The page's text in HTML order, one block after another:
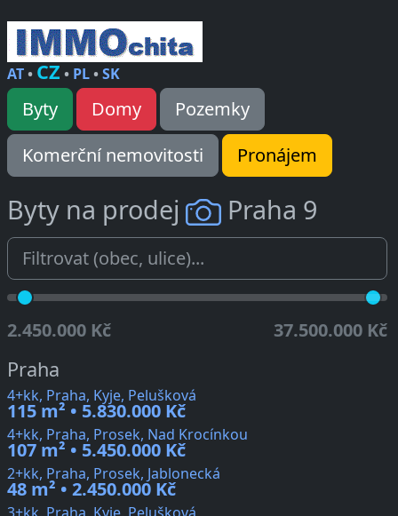
AT• CZ • PL•SK
Byty Domy
Pozemky
Komerční nemovitosti
Pronájem
Byty na prodej Praha 9
2.450.000 Kč 37.500.000 Kč
Praha
4+kk, Praha, Kyje, Pelušková
115 m² • 5.830.000 Kč
4+kk, Praha, Prosek, Nad Krocínkou
107 m² • 5.450.000 Kč
2+kk, Praha, Prosek, Jablonecká
48 m² • 2.450.000 Kč